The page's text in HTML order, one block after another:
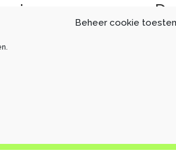
Beheer cookie